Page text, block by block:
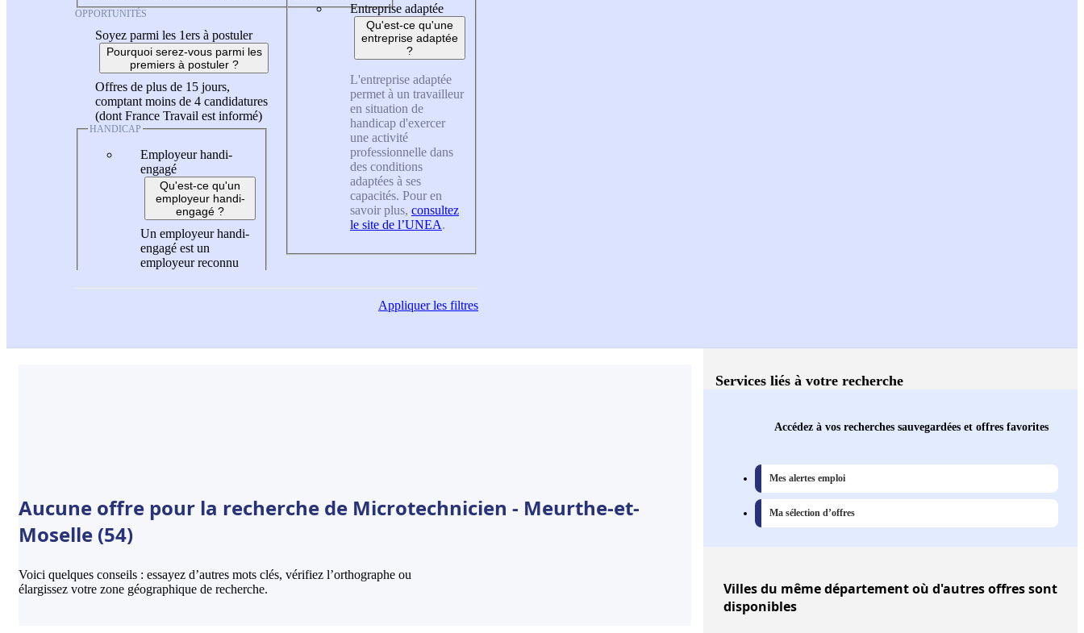
OPPORTUNITÉS
Soyez parmi les 1ers à postuler
Pourquoi serez-vous parmi les
premiers à postuler ?
Offres de plus de 15 jours,
comptant moins de 4 candidatures
(dont France Travail est informé)
HANDICAP
Employeur handi-
engagé
Qu'est-ce qu'un
employeur handi-
engagé ?
Un employeur handi-
engagé est un
employeur reconnu
Entreprise adaptée
Qu'est-ce qu'une
entreprise adaptée
?
L'entreprise adaptée
permet à un travailleur
en situation de
handicap d'exercer
une activité
professionnelle dans
des conditions
adaptées à ses
capacités. Pour en
savoir plus, consultez
le site de l’UNEA.
Appliquerles filtres
Aucune offre pour la recherche de Microtechnicien - Meurthe-et-
Moselle (54)
Voici quelques conseils : essayez d’autres mots clés, vérifiez l’orthographe ou
élargissez votre zone géographique de recherche.
Services liés à votre recherche
Accédez à vos recherches sauvegardées et offres favorites
Mes alertes emploi
Ma sélection d’offres
Villesdu même département où d'autres offres sont
disponibles